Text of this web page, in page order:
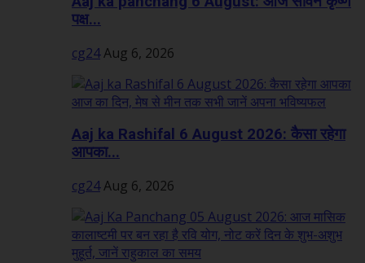
पक्ष...
cg24Aug 6, 2026
Aaj ka Rashifal 6 August 2026: कैसा रहेगा
आपका...
cg24Aug 6, 2026